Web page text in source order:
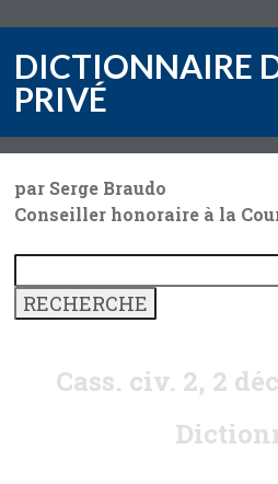
DICTIONNAIRE
PRIVÉ
par Serge Braudo
Conseiller honoraire à la
Cass. civ. 2, 2